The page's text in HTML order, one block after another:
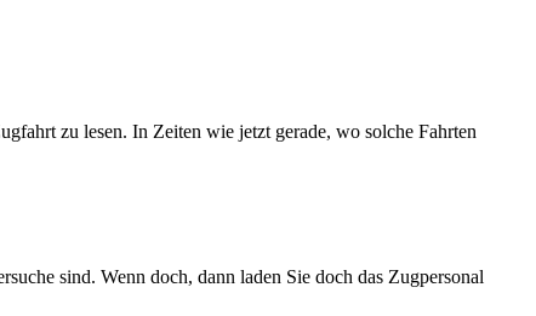
zu lesen. In Zeiten wie jetzt gerade, wo solche Fahrten
sind. Wenn doch, dann laden Sie doch das Zugpersonal